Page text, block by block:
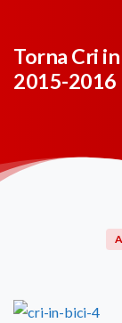
Torna Cri
2015-2016